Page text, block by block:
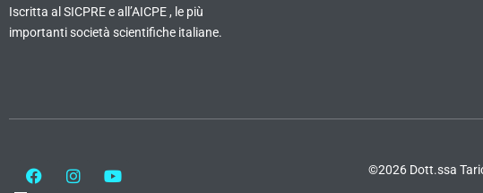
Iscritta al SICPRE e all’AICPE , le più
importanti società scientifiche italiane.
©2026 Dott.ssa